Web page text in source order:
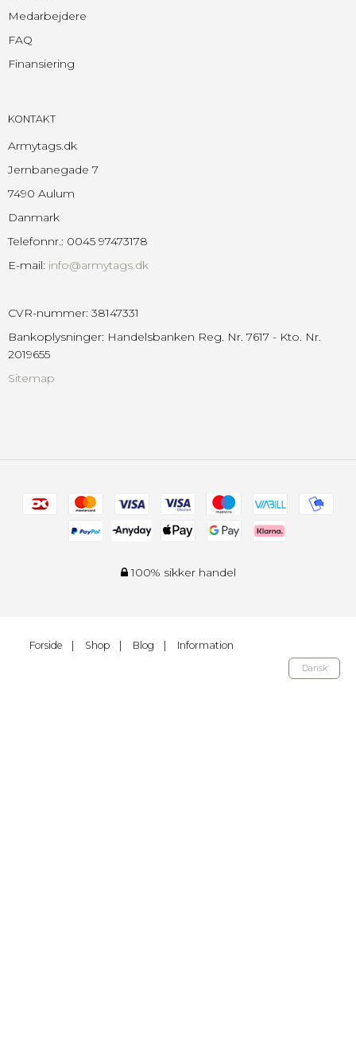
Medarbejdere
FAQ
Finansiering
KONTAKT
Armytags.dk
Jernbanegade 7
7490 Aulum
Danmark
Telefonnr.: 0045 97473178
E-mail: info@armytags.dk
CVR-nummer: 38147331
Bankoplysninger: Handelsbanken Reg. Nr. 7617 - Kto. Nr.
2019655
Sitemap
100% sikker handel
Forside Shop Blog Information
Dansk